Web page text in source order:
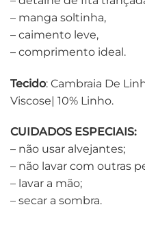
– manga soltinha,
– caimento leve,
– comprimento ideal.
Tecido: Cambraia De
Viscose| 10% Linho.
CUIDADOS ESPECIAIS:
– não usar alvejantes;
– não lavar com outras
– lavar a mão;
– secar a sombra.